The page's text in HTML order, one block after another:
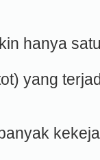
hanya
yang